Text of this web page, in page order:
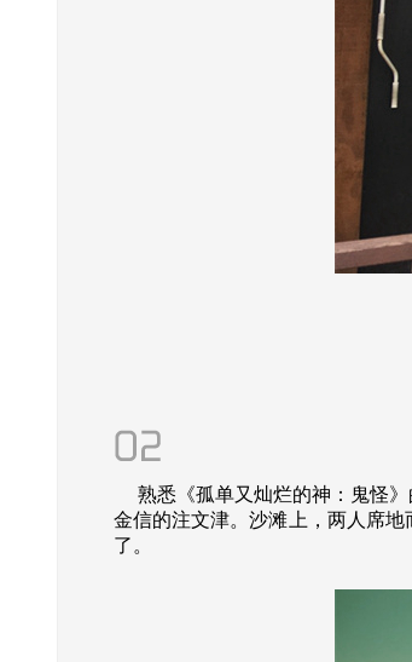
熟悉《孤单又灿烂的神：鬼怪》
金信的注文津。沙滩上，两人席
了。